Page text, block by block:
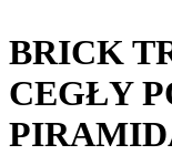
BRICK
CEGŁY